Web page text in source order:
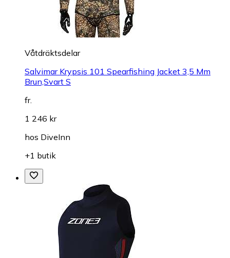
Våtdräktsdelar
Salvimar Krypsis 101 Spearfishing Jacket 3,5 Mm
Brun,Svart S
fr.
1 246 kr
hos DiveInn
+1 butik